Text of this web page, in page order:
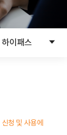
이패스
청 및 사용에